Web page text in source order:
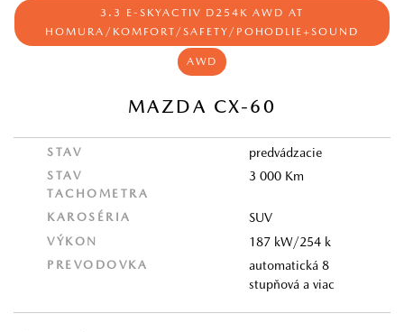
3.3 E-SKYACTIV D254K AWD AT
HOMURA/KOMFORT/SAFETY/POHODLIE+SOUND
AWD
MAZDA CX-60
STAV predvádzacie
STAV
TACHOMETRA
3 000 Km
KAROSÉRIA SUV
VÝKON 187 kW/254 k
PREVODOVKA
automatická 8
stupňová a viac